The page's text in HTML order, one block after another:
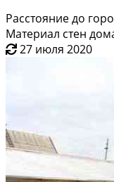
Расстояние до
Материал стен
27 июля 2020